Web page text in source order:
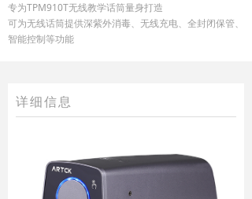
详细信息
专为TPM910T无线教学话筒量身打造
可为无线话筒提供深紫外消毒、无线充电、全封闭保管、
智能控制等功能